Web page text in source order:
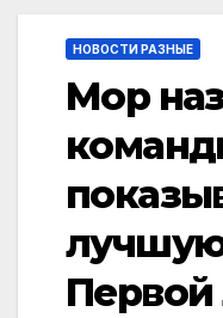
НОВОСТИ РАЗНЫЕ
Мор
лучшую
Первой